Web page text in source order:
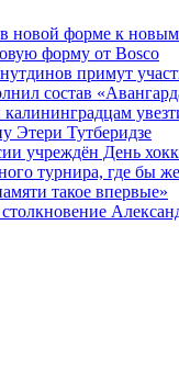
новой форме к
форму от Bosco
примут
состав
Этери Тутберидзе
учреждён День
турнира, где бы
такое впервые»